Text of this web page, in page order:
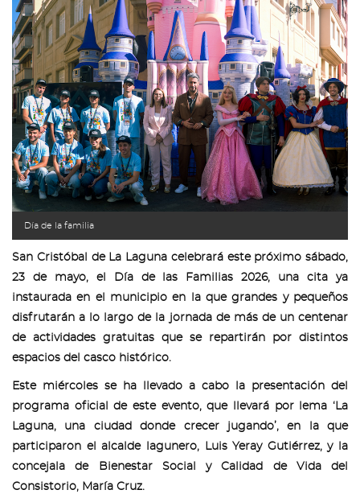
Día de la familia
San Cristóbal de La Laguna celebrará este próximo sábado,
23 de mayo, el Día de las Familias 2026, una cita ya
instaurada en el municipio en la que grandes y pequeños
disfrutarán a lo largo de la jornada de más de un centenar
de actividades gratuitas que se repartirán por distintos
espacios del casco histórico.
Este miércoles se ha llevado a cabo la presentación del
programa oficial de este evento, que llevará por lema ‘La
Laguna, una ciudad donde crecer jugando’, en la que
participaron el alcalde lagunero, Luis Yeray Gutiérrez, y la
concejala de Bienestar Social y Calidad de Vida del
Consistorio, María Cruz.